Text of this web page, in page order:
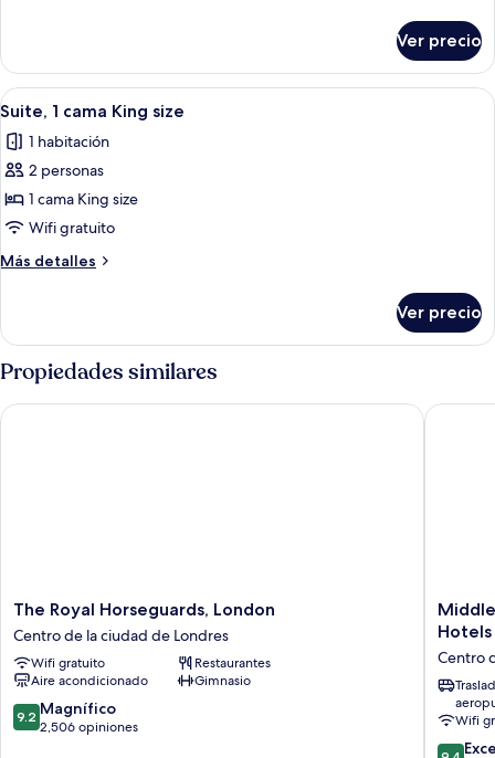
King
size
(Spring
Garden)
1
cama
King
(Spring
Garden)
Ver precio
Abrir
todas
las
fotos
de
Suite,
1
cama
size
Una habitación de hotel moderna
3
Suite, 1 cama King size
1 habitación
2 personas
1 cama King size
Wifi gratuito
Más detalles
Más
1
King
Ver precio
Propiedades similares
The
Royal
Horseguards,
London
Centro
de
la
The Royal Horseguards, London
Centro de la ciudad de Londres
Wifi gratuito
Restaurantes
Aire acondicionado
Gimnasio
9.2
de
9.2 Magnífico
2,506 opiniones
The Royal Horseguards, London
Middle
Eight
Covent
Garden
Hotels
Hotels
Centro
Wifi
9.4
Middle